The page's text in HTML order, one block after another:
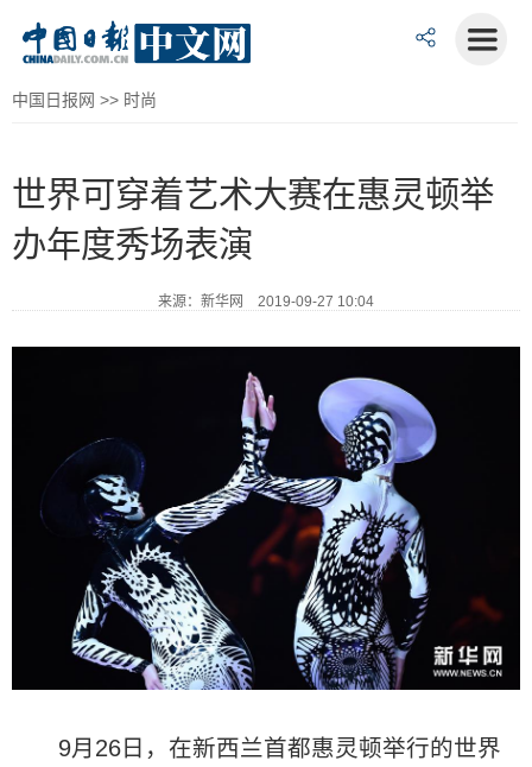
中国日报网 >> 时尚
世界可穿着艺术大赛在惠灵顿举
办年度秀场表演
来源：新华网 2019-09-27 10:04
9月26日，在新西兰首都惠灵顿举行的世界